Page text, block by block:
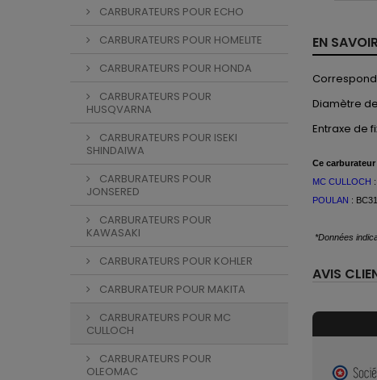
CARBURATEURS POUR ECHO
CARBURATEURS POUR HOMELITE
CARBURATEURS POUR HONDA
CARBURATEURS POUR
HUSQVARNA
CARBURATEURS POUR ISEKI
SHINDAIWA
CARBURATEURS POUR
JONSERED
CARBURATEURS POUR
KAWASAKI
CARBURATEURS POUR KOHLER
CARBURATEUR POUR MAKITA
CARBURATEURS POUR MC
CULLOCH
CARBURATEURS POUR
OLEOMAC
EN
Correspond
Diamètre
Entraxe de
Ce carburateur
MC CULLOCH
POULAN :
*Données
AVIS